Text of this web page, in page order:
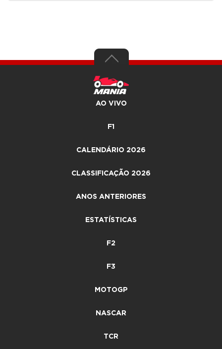
AO VIVO
F1
CALENDÁRIO 2026
CLASSIFICAÇÃO 2026
ANOS ANTERIORES
ESTATÍSTICAS
F2
F3
MOTOGP
NASCAR
TCR